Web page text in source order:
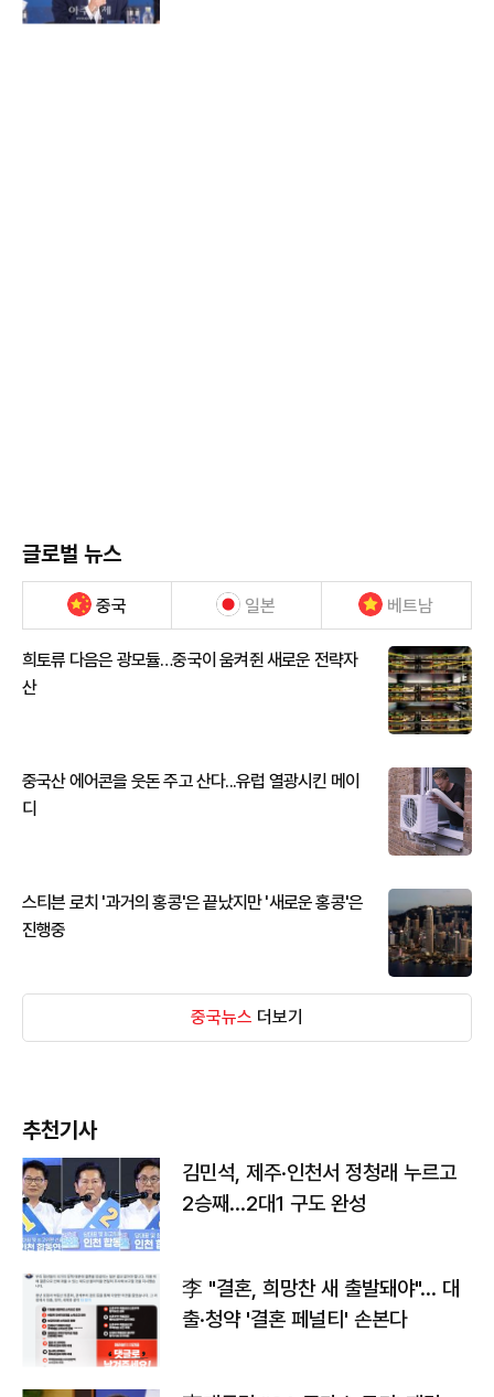
글로벌 뉴스
중국 일본 베트남
희토류 다음은 광모듈…중국이 움켜쥔 새로운 전략자
산
중국산 에어콘을 웃돈 주고 산다...유럽 열광시킨 메이
디
스티븐 로치 '과거의 홍콩'은 끝났지만 '새로운 홍콩'은
진행중
중국뉴스 더보기
추천기사
김민석, 제주·인천서 정청래 누르고
2승째…2대1 구도 완성
李 "결혼, 희망찬 새 출발돼야"… 대
출·청약 '결혼 페널티' 손본다